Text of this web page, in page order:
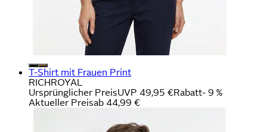
T-Shirt mit Frauen Print
RICHROYAL
Ursprünglicher PreisUVP 49,95 €Rabatt- 9 %
Aktueller Preisab 44,99 €